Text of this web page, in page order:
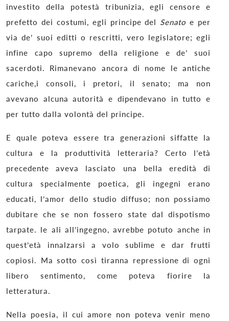
investito della potestà tribunizia, egli censore e
prefetto dei costumi, egli principe del Senato e per
via de’ suoi editti o rescritti, vero legislatore; egli
infine capo supremo della religione e de’ suoi
sacerdoti. Rimanevano ancora di nome le antiche
cariche,i consoli, i pretori, il senato; ma non
avevano alcuna autorità e dipendevano in tutto e
per tutto dalla volontà del principe.
E quale poteva essere tra generazioni siffatte la
cultura e la produttività letteraria? Certo l’età
precedente aveva lasciato una bella eredità di
cultura specialmente poetica, gli ingegni erano
educati, l’amor dello studio diffuso; non possiamo
dubitare che se non fossero state dal dispotismo
tarpate. le ali all’ingegno, avrebbe potuto anche in
quest’età innalzarsi a volo sublime e dar frutti
copiosi. Ma sotto così tiranna repressione di ogni
libero sentimento, come poteva fiorire la
letteratura.
Nella poesia, il cui amore non poteva venir meno